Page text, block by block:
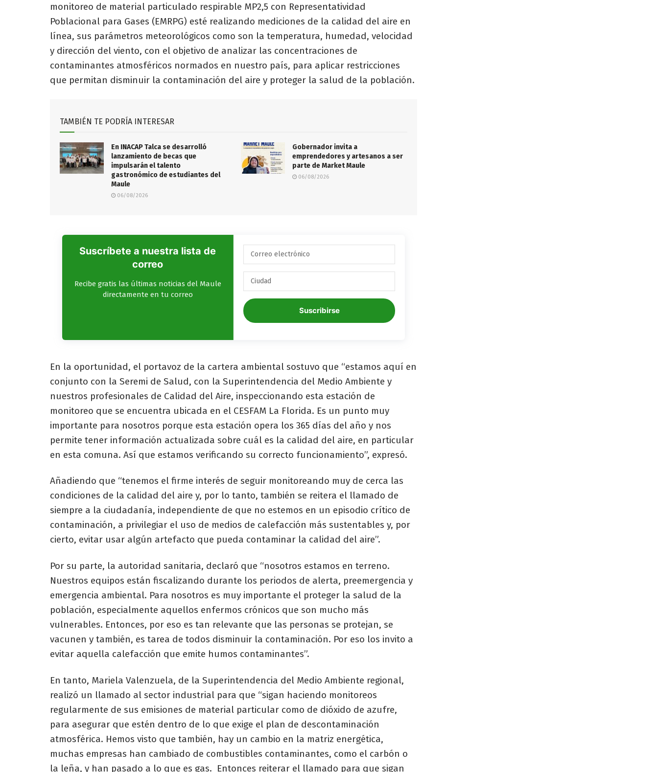
monitoreo de material particulado respirable MP2,5 con Representatividad
Poblacional para Gases (EMRPG) esté realizando mediciones de la calidad del aire en
línea, sus parámetros meteorológicos como son la temperatura, humedad, velocidad
y dirección del viento, con el objetivo de analizar las concentraciones de
contaminantes atmosféricos normados en nuestro país, para aplicar restricciones
que permitan disminuir la contaminación del aire y proteger la salud de la población.
TAMBIÉN TE PODRÍA INTERESAR
En INACAP Talca se desarrolló
lanzamiento de becas que
impulsarán el talento
gastronómico de estudiantes del
Maule
06/08/2026
Gobernador invita a
emprendedores y artesanos a ser
parte de Market Maule
06/08/2026
Suscríbete a nuestra lista de
correo
Recibe gratis las últimas noticias del Maule
directamente en tu correo
Suscribirse
En la oportunidad, el portavoz de la cartera ambiental sostuvo que “estamos aquí en
conjunto con la Seremi de Salud, con la Superintendencia del Medio Ambiente y
nuestros profesionales de Calidad del Aire, inspeccionando esta estación de
monitoreo que se encuentra ubicada en el CESFAM La Florida. Es un punto muy
importante para nosotros porque esta estación opera los 365 días del año y nos
permite tener información actualizada sobre cuál es la calidad del aire, en particular
en esta comuna. Así que estamos verificando su correcto funcionamiento”, expresó.
Añadiendo que “tenemos el firme interés de seguir monitoreando muy de cerca las
condiciones de la calidad del aire y, por lo tanto, también se reitera el llamado de
siempre a la ciudadanía, independiente de que no estemos en un episodio crítico de
contaminación, a privilegiar el uso de medios de calefacción más sustentables y, por
cierto, evitar usar algún artefacto que pueda contaminar la calidad del aire”.
Por su parte, la autoridad sanitaria, declaró que “nosotros estamos en terreno.
Nuestros equipos están fiscalizando durante los periodos de alerta, preemergencia y
emergencia ambiental. Para nosotros es muy importante el proteger la salud de la
población, especialmente aquellos enfermos crónicos que son mucho más
vulnerables. Entonces, por eso es tan relevante que las personas se protejan, se
vacunen y también, es tarea de todos disminuir la contaminación. Por eso los invito a
evitar aquella calefacción que emite humos contaminantes”.
En tanto, Mariela Valenzuela, de la Superintendencia del Medio Ambiente regional,
realizó un llamado al sector industrial para que “sigan haciendo monitoreos
regularmente de sus emisiones de material particular como de dióxido de azufre,
para asegurar que estén dentro de lo que exige el plan de descontaminación
atmosférica. Hemos visto que también, hay un cambio en la matriz energética,
muchas empresas han cambiado de combustibles contaminantes, como el carbón o
la leña, y han pasado a lo que es gas. Entonces reiterar el llamado para que sigan